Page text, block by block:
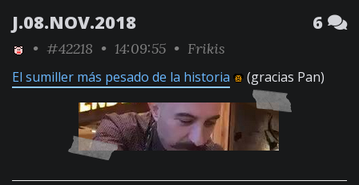
J.08.NOV.2018 6
• #42218 • 14:09:55 • Frikis
El sumiller más pesado de la historia (gracias Pan)